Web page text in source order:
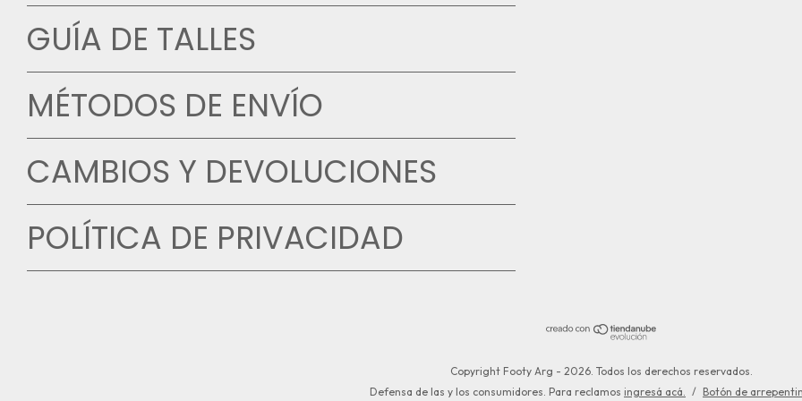
GUÍA DE TALLES
MÉTODOS DE ENVÍO
CAMBIOS Y DEVOLUCIONES
POLÍTICA DE PRIVACIDAD
Copyright Footy Arg - 2026. Todos los derechos reservados.
Defensa de las y los consumidores. Para reclamos ingresá acá. / Botón de